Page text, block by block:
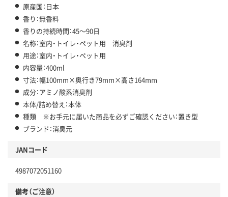
原産国：日本
香り：無香料
香りの持続時間：45～90日
名称：室内・トイレ・ペット用 消臭剤
用途：室内・トイレ・ペット用
内容量：400ml
寸法：幅100mm×奥行き79mm×高さ164mm
成分：アミノ酸系消臭剤
本体/詰め替え：本体
種類 ※お手元に届いた商品を必ずご確認ください：置き型
ブランド：消臭元
JANコード
4987072051160
備考（ご注意）